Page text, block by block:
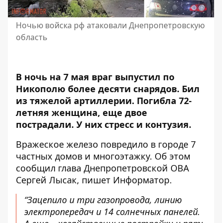
Ночью войска рф атаковали Днепропетровскую
область
В ночь на 7 мая враг выпустил по
Никополю более десяти снарядов. Бил
из тяжелой артиллерии. Погибла 72-
летняя женщина, еще двое
пострадали. У них стресс и контузия.
Вражеское железо повредило в городе 7
частных домов и многоэтажку. Об этом
сообщил глава Днепропетровской ОВА
Сергей Лысак, пишет Информатор.
“Зацепило и три газопровода, линию
электропередач и 14 солнечных панелей.